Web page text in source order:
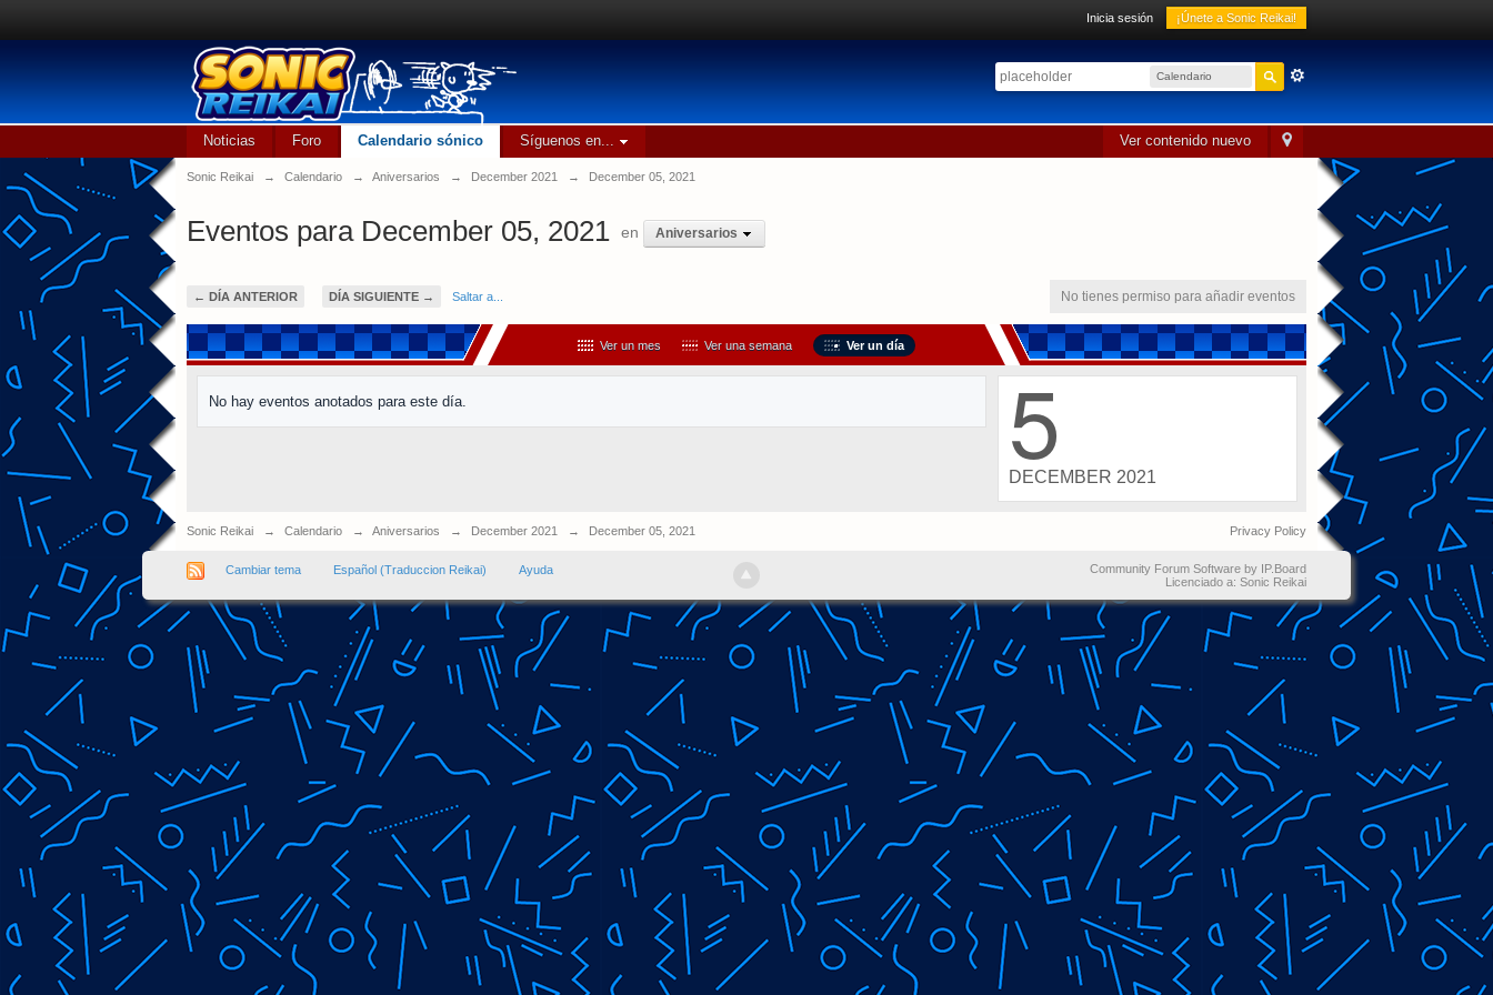
Inicia sesión ¡Únete a Sonic Reikai!
Calendario
sónico
Ver contenido nuevo
Noticias Foro Calendario sónico Síguenos en...
Sonic Reikai → Calendario → Aniversarios → December 2021 → December 05, 2021
Eventos para December 05, 2021 en Aniversarios
← DÍA ANTERIOR DÍA SIGUIENTE → Saltar a... No tienes permiso para añadir eventos
Ver un mes Ver una semana Ver un día
No hay eventos anotados para este día. 5
DECEMBER 2021
Sonic Reikai → Calendario → Aniversarios → December 2021 → December 05, 2021 Privacy Policy
Cambiar tema Español (Traduccion Reikai) Ayuda
Community Forum Software by IP.Board
Licenciado a: Sonic Reikai